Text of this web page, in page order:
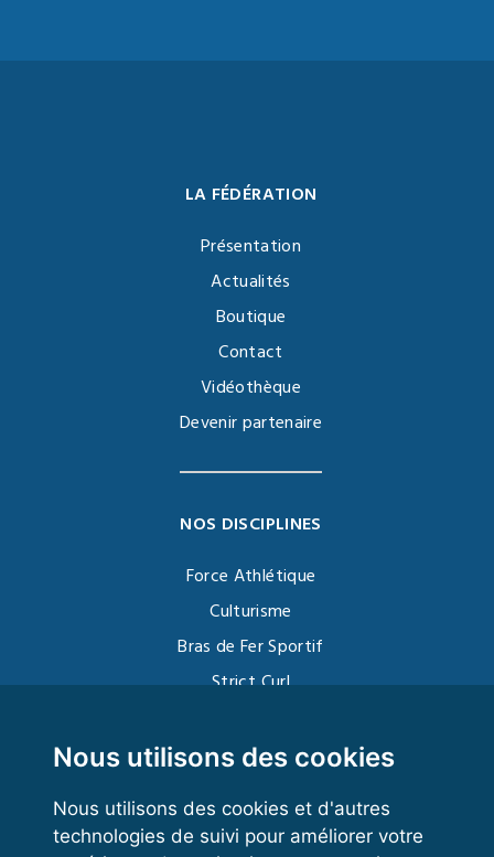
Nous utilisons des cookies
Nous utilisons des cookies et d'autres
technologies de suivi pour améliorer votre
LA FÉDÉRATION
Présentation
Actualités
Boutique
Contact
Vidéothèque
Devenir partenaire
NOS DISCIPLINES
Force Athlétique
Culturisme
Bras de Fer Sportif
Strict Curl
Kettlebell